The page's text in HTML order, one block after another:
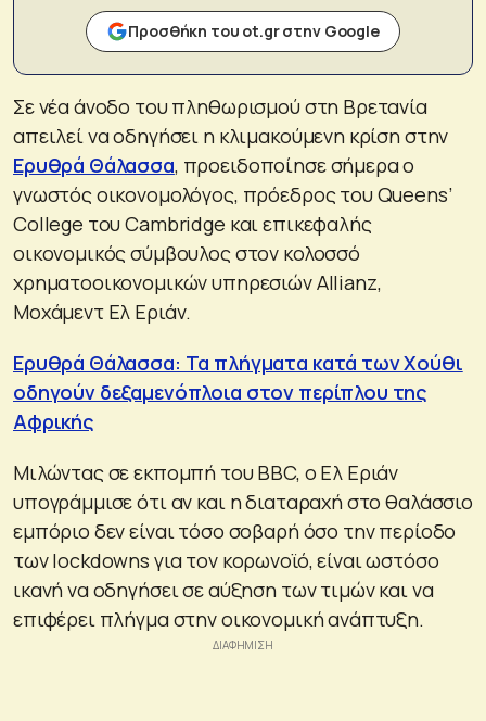
Προσθήκη του ot.gr στην Google
Σε νέα άνοδο του πληθωρισμού στη Βρετανία
απειλεί να οδηγήσει η κλιμακούμενη κρίση στην
Ερυθρά Θάλασσα, προειδοποίησε σήμερα ο
γνωστός οικονομολόγος, πρόεδρος του Queens’
College του Cambridge και επικεφαλής
οικονομικός σύμβουλος στον κολοσσό
χρηματοοικονομικών υπηρεσιών Allianz,
Μοχάμεντ Ελ Εριάν.
Ερυθρά Θάλασσα: Τα πλήγματα κατά των Χούθι
οδηγούν δεξαμενόπλοια στον περίπλου της
Αφρικής
Μιλώντας σε εκπομπή του BBC, ο Ελ Εριάν
υπογράμμισε ότι αν και η διαταραχή στο θαλάσσιο
εμπόριο δεν είναι τόσο σοβαρή όσο την περίοδο
των lockdowns για τον κορωνοϊό, είναι ωστόσο
ικανή να οδηγήσει σε αύξηση των τιμών και να
επιφέρει πλήγμα στην οικονομική ανάπτυξη.